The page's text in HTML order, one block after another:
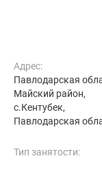
Адрес:
Павлодарская
Майский район,
с.Кентубек,
Павлодарская
Тип занятости: